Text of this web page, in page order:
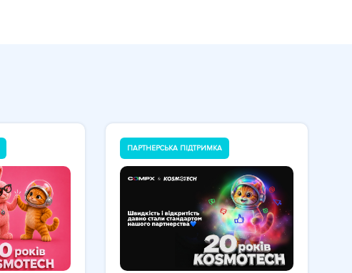
ПАРТНЕРСЬКА ПІДТРИМКА